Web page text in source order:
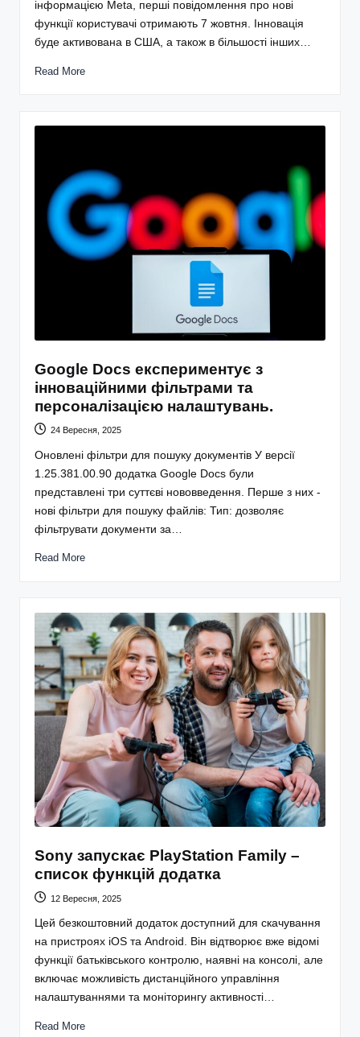
інформацією Meta, перші повідомлення про нові
функції користувачі отримають 7 жовтня. Інновація
буде активована в США, а також в більшості інших…
Read More
Google Docs експериментує з
інноваційними фільтрами та
персоналізацією налаштувань.
24 Вересня, 2025
Оновлені фільтри для пошуку документів У версії
1.25.381.00.90 додатка Google Docs були
представлені три суттєві нововведення. Перше з них -
нові фільтри для пошуку файлів: Тип: дозволяє
фільтрувати документи за…
Read More
Sony запускає PlayStation Family –
список функцій додатка
12 Вересня, 2025
Цей безкоштовний додаток доступний для скачування
на пристроях iOS та Android. Він відтворює вже відомі
функції батьківського контролю, наявні на консолі, але
включає можливість дистанційного управління
налаштуваннями та моніторингу активності…
Read More